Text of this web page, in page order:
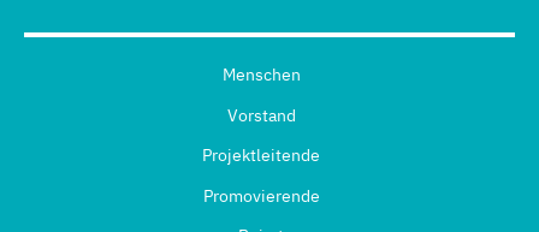
Menschen
Vorstand
Projektleitende
Promovierende